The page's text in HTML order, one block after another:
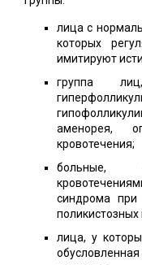
лица с
которых
имитируют
группа
аменорея,
кровотечения;
больные,
синдрома при
лица, у